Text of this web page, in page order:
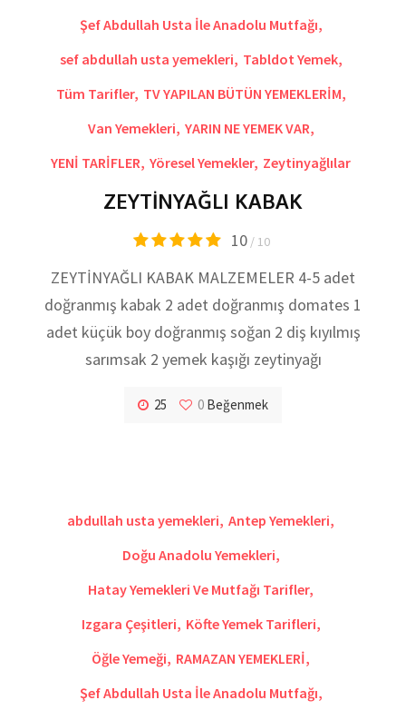
Şef Abdullah Usta İle Anadolu Mutfağı,
sef abdullah usta yemekleri, Tabldot Yemek,
Tüm Tarifler, TV YAPILAN BÜTÜN YEMEKLERİM,
Van Yemekleri, YARIN NE YEMEK VAR,
YENİ TARİFLER, Yöresel Yemekler, Zeytinyağlılar
ZEYTİNYAĞLI KABAK
10 / 10
ZEYTİNYAĞLI KABAK MALZEMELER 4-5 adet
doğranmış kabak 2 adet doğranmış domates 1
adet küçük boy doğranmış soğan 2 diş kıyılmış
sarımsak 2 yemek kaşığı zeytinyağı
25 0 Beğenmek
abdullah usta yemekleri, Antep Yemekleri,
Doğu Anadolu Yemekleri,
Hatay Yemekleri Ve Mutfağı Tarifler,
Izgara Çeşitleri, Köfte Yemek Tarifleri,
Öğle Yemeği, RAMAZAN YEMEKLERİ,
Şef Abdullah Usta İle Anadolu Mutfağı,